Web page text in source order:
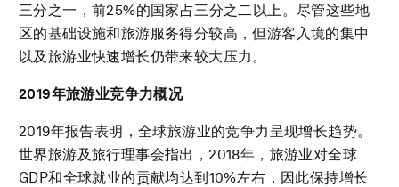
三分之一，前25%的国家占三分之二以上。尽管这些地
区的基础设施和旅游服务得分较高，但游客入境的集中
以及旅游业快速增长仍带来较大压力。
2019年旅游业竞争力概况
2019年报告表明，全球旅游业的竞争力呈现增长趋势。
世界旅游及旅行理事会指出，2018年，旅游业对全球
GDP和全球就业的贡献均达到10%左右，因此保持增长